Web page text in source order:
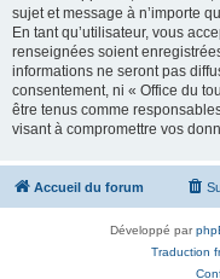
sujet et message à n’importe
En tant qu’utilisateur, vous
renseignées soient
informations ne seront pas
consentement, ni « Office du
être tenus comme
visant à compromettre vos
Accueil du forum
Développé par
Traduction